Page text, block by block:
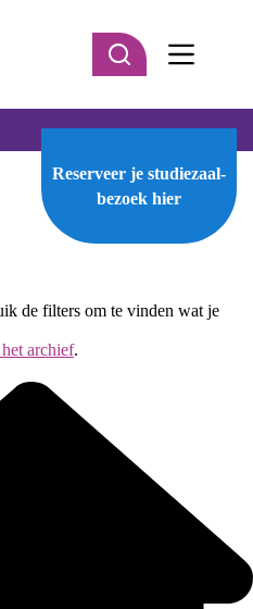
Reserveer je studiezaal-
bezoek hier
de filters om te vinden wat je
archief.